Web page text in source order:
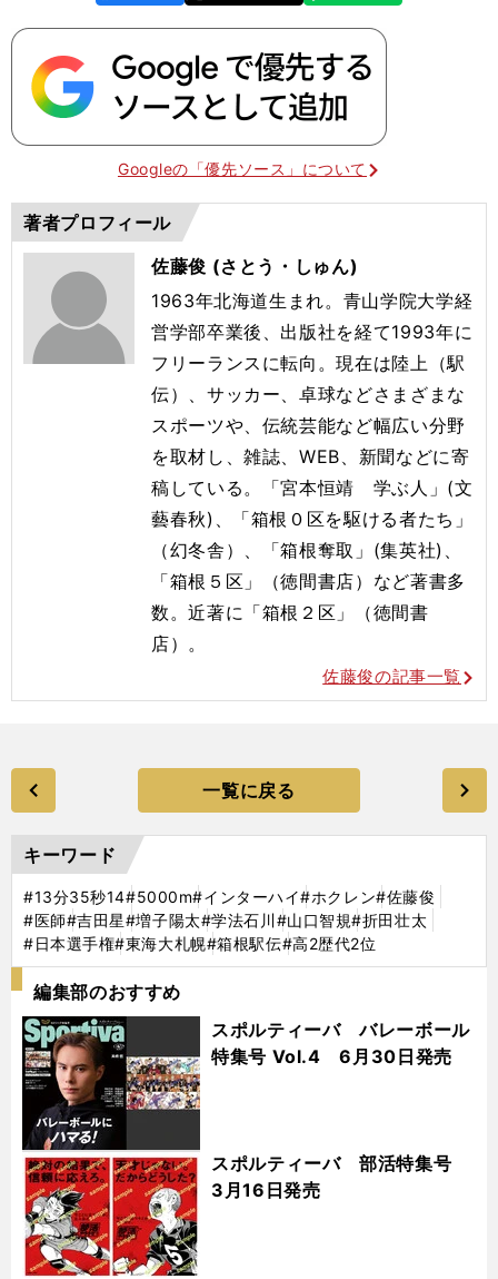
Googleの「優先ソース」について
著者プロフィール
佐藤俊 (さとう・しゅん)
1963年北海道生まれ。青山学院大学経
営学部卒業後、出版社を経て1993年に
フリーランスに転向。現在は陸上（駅
伝）、サッカー、卓球などさまざまな
スポーツや、伝統芸能など幅広い分野
を取材し、雑誌、WEB、新聞などに寄
稿している。「宮本恒靖 学ぶ人」(文
藝春秋)、「箱根０区を駆ける者たち」
（幻冬舎）、「箱根奪取」(集英社)、
「箱根５区」（徳間書店）など著書多
数。近著に「箱根２区」（徳間書
店）。
佐藤俊の記事一覧
一覧に戻る
キーワード
#13分35秒14#5000m#インターハイ#ホクレン#佐藤俊
#医師#吉田星#増子陽太#学法石川#山口智規#折田壮太
#日本選手権#東海大札幌#箱根駅伝#高2歴代2位
編集部のおすすめ
スポルティーバ バレーボール
特集号 Vol.4 6月30日発売
スポルティーバ 部活特集号
3月16日発売